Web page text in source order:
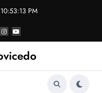
10:53:13 PM